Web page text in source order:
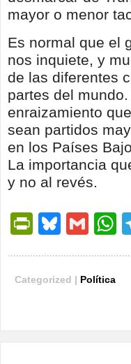
mayor o menor
Es normal que el
nos inquiete, y
de las diferentes
partes del
enraizamiento
sean partidos
en los Países
La importancia
y no al revés.
Categorized | Política